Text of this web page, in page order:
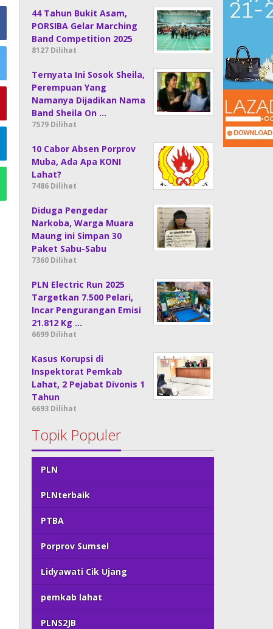
44 Tahun Bukit Asam,
PORSIBA Gelar Marching
Band Competition 2025
8127 Dilihat
Ternyata Ini Sosok Sheila,
Perempuan Yang
Namanya Dijadikan Nama
Band Sheila On …
7579 Dilihat
10 Cabor Absen Porprov
Muba, Ada Apa KONI
Lahat?
7486 Dilihat
Diduga Pengedar
Narkoba, Warga Muara
Maung ini Simpan 30
Paket Sabu-Sabu
7360 Dilihat
PLN Electric Run 2025
Targetkan 7.500 Pelari,
Incar Pengurangan Emisi
21.812 Kg …
6699 Dilihat
Kasus Korupsi di
Inspektorat Pemkab
Lahat, 2 Pejabat Divonis 1
Tahun
6693 Dilihat
Topik Populer
PLN
PLNterbaik
PTBA
Porprov Sumsel
Lidyawati Cik Ujang
pemkab lahat
PLNS2JB